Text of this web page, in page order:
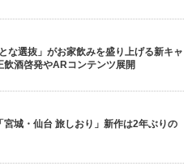
な選抜」がお家飲みを盛り上げる新キャ
酒啓発やARコンテンツ展開
宮城・仙台 旅しおり」新作は2年ぶりの